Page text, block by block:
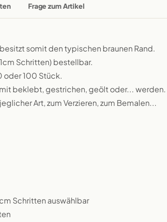
Frage zum Artikel
somit den typischen braunen Rand.
Schritten) bestellbar.
oder 100 Stück.
beklebt, gestrichen, geölt oder... werden.
Art, zum Verzieren, zum Bemalen...
Schritten auswählbar